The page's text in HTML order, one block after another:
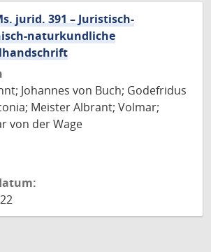
jurid. 391 – Juristisch-
naturkundliche
Johannes von Buch; Godefridus
Meister Albrant; Volmar;
von der Wage